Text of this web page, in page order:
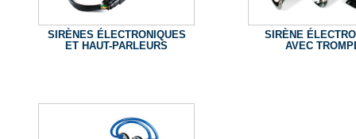
SIRÈNES ÉLECTRONIQUES
ET HAUT-PARLEURS
SIRÈNE
AVEC